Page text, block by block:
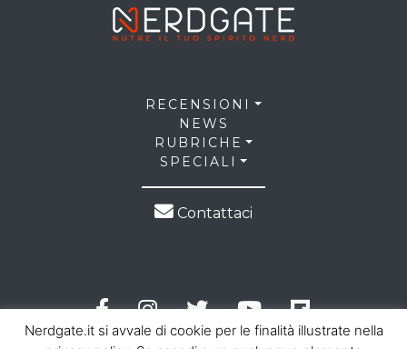
RECENSIONI
NEWS
RUBRICHE
SPECIALI
Contattaci
Nerdgate.it si avvale di cookie per le finalità illustrate nella